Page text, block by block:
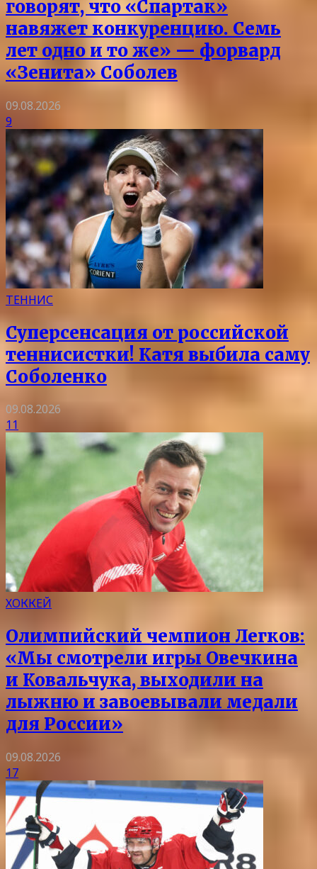
говорят, что «Спартак»
навяжет конкуренцию. Семь
лет одно и то же» — форвард
«Зенита» Соболев
09.08.2026
9
ТЕННИС
Суперсенсация от российской
теннисистки! Катя выбила саму
Соболенко
09.08.2026
11
ХОККЕЙ
Олимпийский чемпион Легков:
«Мы смотрели игры Овечкина
и Ковальчука, выходили на
лыжню и завоевывали медали
для России»
09.08.2026
17